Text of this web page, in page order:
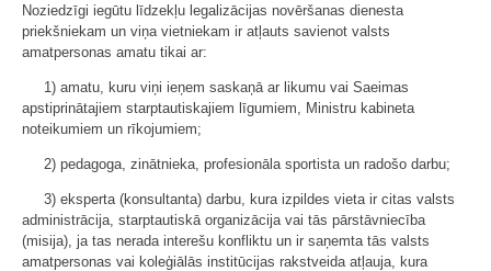
Noziedzīgi iegūtu līdzekļu legalizācijas novēršanas dienesta
priekšniekam un viņa vietniekam ir atļauts savienot valsts
amatpersonas amatu tikai ar:
1) amatu, kuru viņi ieņem saskaņā ar likumu vai Saeimas
apstiprinātajiem starptautiskajiem līgumiem, Ministru kabineta
noteikumiem un rīkojumiem;
2) pedagoga, zinātnieka, profesionāla sportista un radošo darbu;
3) eksperta (konsultanta) darbu, kura izpildes vieta ir citas valsts
administrācija, starptautiskā organizācija vai tās pārstāvniecība
(misija), ja tas nerada interešu konfliktu un ir saņemta tās valsts
amatpersonas vai koleģiālās institūcijas rakstveida atļauja, kura